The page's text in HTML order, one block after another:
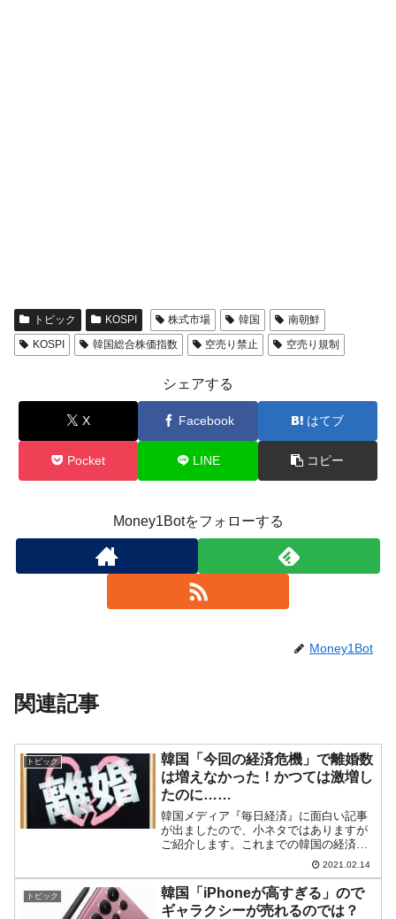
トピック KOSPI 株式市場 韓国
南朝鮮
KOSPI
韓国総合株価指数 空売り禁止 空売り規制
シェアする
X Facebook はてブ
Pocket LINE コピー
Money1Botをフォローする
Money1Bot
関連記事
トピック
韓国「今回の経済危機」で離婚数
は増えなかった！かつては激増し
たのに……
韓国メディア『毎日経済』に面白い記事
が出ましたので、小ネタではありますが
ご紹介します。これまでの韓国の経済危
機では、その前年に比べて離婚件数は増
加してきたのに、今回のコロナ禍では増
えなかったというのです。以下です。韓
国「経済危機」時の離婚件...
2021.02.14
トピック
韓国「iPhoneが高すぎる」ので
ギャラクシーが売れるのでは？